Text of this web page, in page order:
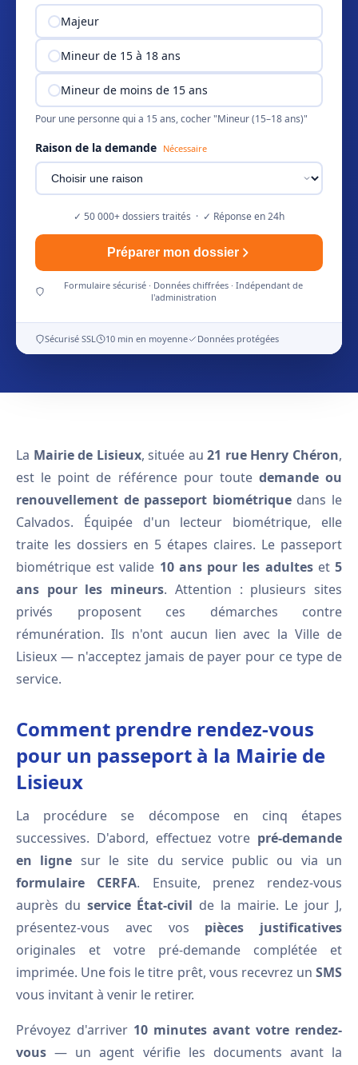
Majeur
Mineur de 15 à 18 ans
Mineur de moins de 15 ans
Pour une personne qui a 15 ans, cocher "Mineur (15–18 ans)"
Raison de la demande Nécessaire
✓ 50 000+ dossiers traités · ✓ Réponse en 24h
Préparer mon dossier
Formulaire sécurisé · Données chiffrées · Indépendant de
l'administration
Sécurisé SSL 10 min en moyenne Données protégées
La Mairie de Lisieux, située au21 rue Henry Chéron,
est le point de référence pour toute demande ou
renouvellement de passeport biométriquedans le
Calvados. Équipée d'un lecteur biométrique, elle
traite les dossiers en 5 étapes claires. Le passeport
biométrique est valide 10 ans pour les adulteset5
ans pour les mineurs. Attention : plusieurs sites
privés proposent ces démarches contre
rémunération. Ils n'ont aucun lien avec la Ville de
Lisieux — n'acceptez jamais de payer pour ce type de
service.
Comment prendre rendez-vous
pour un passeport à la Mairie de
Lisieux
La procédure se décompose en cinq étapes
successives. D'abord, effectuez votre pré-demande
en ligne sur le site du service public ou via un
formulaire CERFA. Ensuite, prenez rendez-vous
auprès du service État-civil de la mairie. Le jour J,
présentez-vous avec vos pièces justificatives
originales et votre pré-demande complétée et
imprimée. Une fois le titre prêt, vous recevrez un SMS
vous invitant à venir le retirer.
Prévoyez d'arriver 10 minutes avant votre rendez-
vous — un agent vérifie les documents avant la